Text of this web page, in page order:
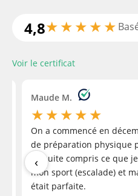
Merci
accompagnement, des
Toulouse, depuis
Bretagne.François
séances, en fonction
nos besoins du
beaucoup de
davantage d'exercices
de renforcement.Je
professionnel issu du
Veronique
a month ago
4,8★★★★★
Voir le certificat
Maude M.
★★★★★
On a commencé en
de préparation physique
de suite compris ce que
mon sport (escalade) et
était parfaite.
‹